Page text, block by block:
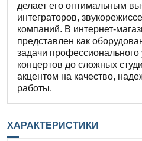
делает его оптимальным
интеграторов,
компаний. В интернет-
представлен как
задачи
концертов до сложных
акцентом на качество,
работы.
ХАРАКТЕРИСТИКИ